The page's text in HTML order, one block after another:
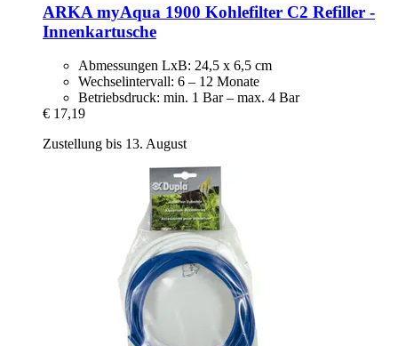
ARKA myAqua 1900 Kohlefilter C2 Refiller -​
Innenkartusche
Abmessungen LxB: 24,5 x 6,5 cm
Wechselintervall: 6 – 12 Monate
Betriebsdruck: min. 1 Bar – max. 4 Bar
€ 17,19
Zustellung bis 13. August